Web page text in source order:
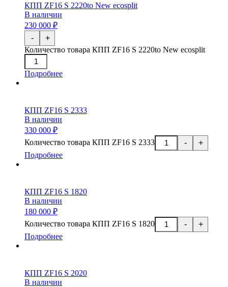
КПП ZF16 S 2220to New ecosplit
В наличии
230 000 ₽
-
Количество товара КПП ZF16 S 2220to New ecosplit
+
Подробнее
КПП ZF16 S 2333
В наличии
330 000 ₽
-
Количество товара КПП ZF16 S 2333
+
Подробнее
КПП ZF16 S 1820
В наличии
180 000 ₽
-
Количество товара КПП ZF16 S 1820
+
Подробнее
КПП ZF16 S 2020
В наличии